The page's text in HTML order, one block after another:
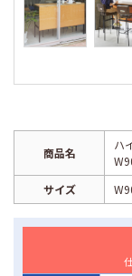
商品名
ハ
サイズ